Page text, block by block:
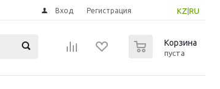
KZ RU
Вход Регистрация
Корзина
пуста